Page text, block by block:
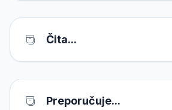
Čita...
Preporučuje...